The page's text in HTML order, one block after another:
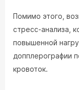
Помимо этого,
стресс-анализа,
повышенной
допплерографии
кровоток.